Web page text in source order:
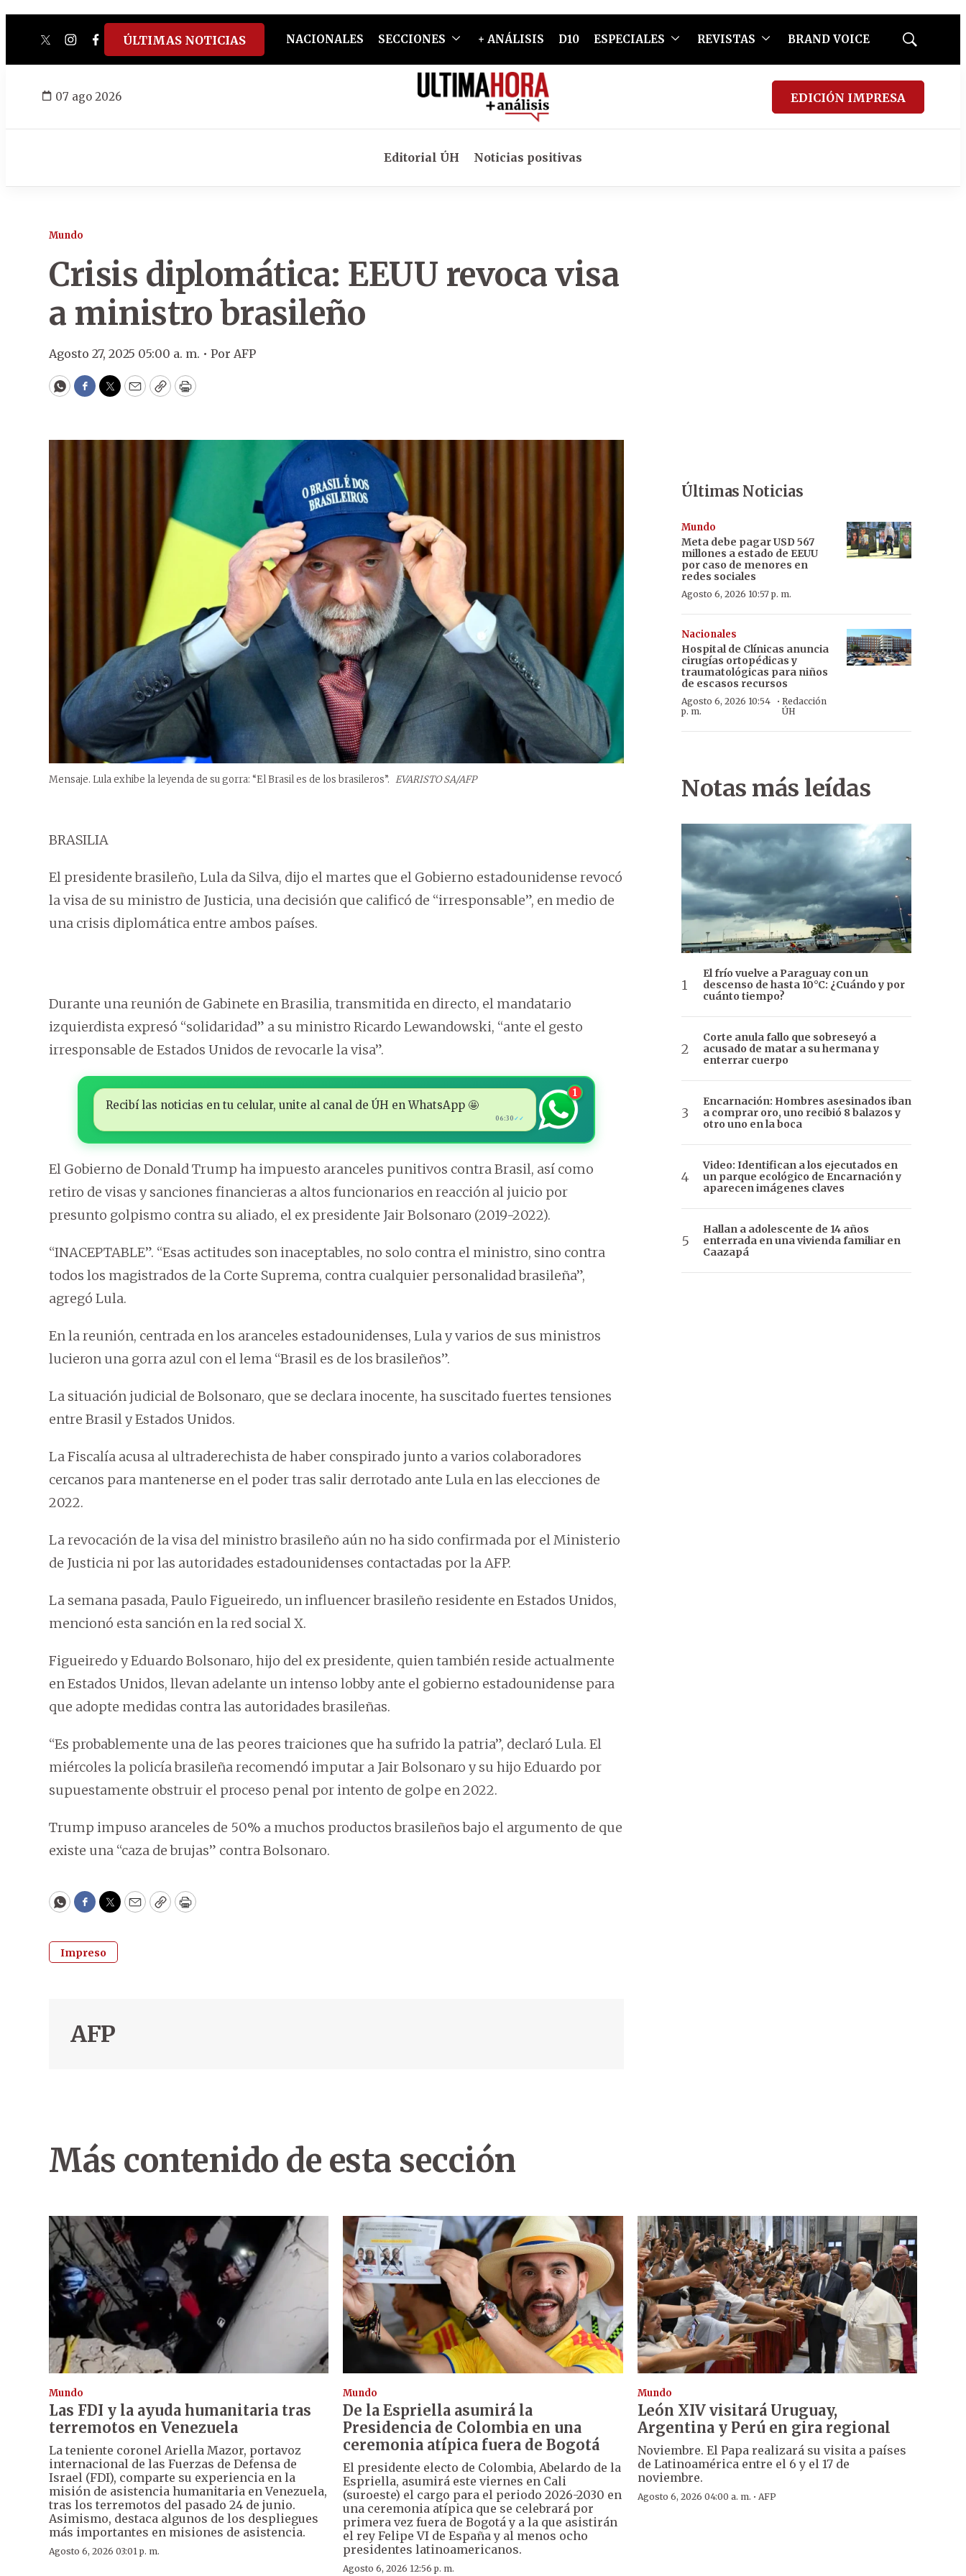
twitterinstagram
facebook
tiktokyoutube
spotify
ÚLTIMAS NOTICIAS NACIONALES SECCIONES + ANÁLISIS D10 ESPECIALES REVISTAS BRAND VOICE
Mostrar
07 ago 2026 EDICIÓN IMPRESA
Editorial ÚH Noticias positivas
Mundo
Crisis diplomática: EEUU revoca visa
a ministro brasileño
Agosto 27, 2025 05:00 a. m. • Por AFP
WhatsApp
Facebook
Twitter
EmailCopyPrint
Mensaje. Lula exhibe la leyenda de su gorra: “El Brasil es de los brasileros”. EVARISTO SA/AFP
BRASILIA
El presidente brasileño, Lula da Silva, dijo el martes que el Gobierno estadounidense revocó
la visa de su ministro de Justicia, una decisión que calificó de “irresponsable”, en medio de
una crisis diplomática entre ambos países.
Durante una reunión de Gabinete en Brasilia, transmitida en directo, el mandatario
izquierdista expresó “solidaridad” a su ministro Ricardo Lewandowski, “ante el gesto
irresponsable de Estados Unidos de revocarle la visa”.
Recibí las noticias en tu celular, unite al canal de ÚH en WhatsApp 🤩
06:30 ✓✓
1
El Gobierno de Donald Trump ha impuesto aranceles punitivos contra Brasil, así como
retiro de visas y sanciones financieras a altos funcionarios en reacción al juicio por
presunto golpismo contra su aliado, el ex presidente Jair Bolsonaro (2019-2022).
“INACEPTABLE”. “Esas actitudes son inaceptables, no solo contra el ministro, sino contra
todos los magistrados de la Corte Suprema, contra cualquier personalidad brasileña”,
agregó Lula.
En la reunión, centrada en los aranceles estadounidenses, Lula y varios de sus ministros
lucieron una gorra azul con el lema “Brasil es de los brasileños”.
La situación judicial de Bolsonaro, que se declara inocente, ha suscitado fuertes tensiones
entre Brasil y Estados Unidos.
La Fiscalía acusa al ultraderechista de haber conspirado junto a varios colaboradores
cercanos para mantenerse en el poder tras salir derrotado ante Lula en las elecciones de
2022.
La revocación de la visa del ministro brasileño aún no ha sido confirmada por el Ministerio
de Justicia ni por las autoridades estadounidenses contactadas por la AFP.
La semana pasada, Paulo Figueiredo, un influencer brasileño residente en Estados Unidos,
mencionó esta sanción en la red social X.
Figueiredo y Eduardo Bolsonaro, hijo del ex presidente, quien también reside actualmente
en Estados Unidos, llevan adelante un intenso lobby ante el gobierno estadounidense para
que adopte medidas contra las autoridades brasileñas.
“Es probablemente una de las peores traiciones que ha sufrido la patria”, declaró Lula. El
miércoles la policía brasileña recomendó imputar a Jair Bolsonaro y su hijo Eduardo por
supuestamente obstruir el proceso penal por intento de golpe en 2022.
Trump impuso aranceles de 50% a muchos productos brasileños bajo el argumento de que
existe una “caza de brujas” contra Bolsonaro.
WhatsApp
Facebook
Twitter
EmailCopyPrint
Impreso
AFP
Últimas Noticias
Mundo
Meta debe pagar USD 567
millones a estado de EEUU
por caso de menores en
redes sociales
Agosto 6, 2026 10:57 p. m.
Nacionales
Hospital de Clínicas anuncia
cirugías ortopédicas y
traumatológicas para niños
de escasos recursos
Agosto 6, 2026 10:54
p. m.
· Redacción
ÚH
Notas más leídas
El frío vuelve a Paraguay con un
descenso de hasta 10°C: ¿Cuándo y por
cuánto tiempo?
Corte anula fallo que sobreseyó a
acusado de matar a su hermana y
enterrar cuerpo
Encarnación: Hombres asesinados iban
a comprar oro, uno recibió 8 balazos y
otro uno en la boca
Video: Identifican a los ejecutados en
un parque ecológico de Encarnación y
aparecen imágenes claves
Hallan a adolescente de 14 años
enterrada en una vivienda familiar en
Caazapá
Más contenido de esta sección
Mundo
Las FDI y la ayuda humanitaria tras
terremotos en Venezuela
La teniente coronel Ariella Mazor, portavoz
internacional de las Fuerzas de Defensa de
Israel (FDI), comparte su experiencia en la
misión de asistencia humanitaria en Venezuela,
tras los terremotos del pasado 24 de junio.
Asimismo, destaca algunos de los despliegues
más importantes en misiones de asistencia.
Agosto 6, 2026 03:01 p. m.
Mundo
De la Espriella asumirá la
Presidencia de Colombia en una
ceremonia atípica fuera de Bogotá
El presidente electo de Colombia, Abelardo de la
Espriella, asumirá este viernes en Cali
(suroeste) el cargo para el periodo 2026-2030 en
una ceremonia atípica que se celebrará por
primera vez fuera de Bogotá y a la que asistirán
el rey Felipe VI de España y al menos ocho
presidentes latinoamericanos.
Agosto 6, 2026 12:56 p. m.
Mundo
León XIV visitará Uruguay,
Argentina y Perú en gira regional
Noviembre. El Papa realizará su visita a países
de Latinoamérica entre el 6 y el 17 de
noviembre.
Agosto 6, 2026 04:00 a. m. · AFP